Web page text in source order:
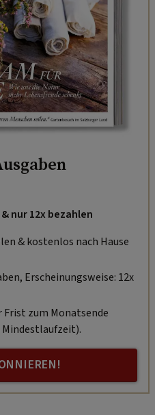
nur 12x bezahlen
& kostenlos nach Hause
Erscheinungsweise: 12x
zum Monatsende